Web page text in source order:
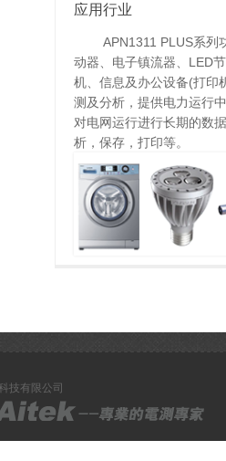
应用行业
APN1311 PLUS系列功
动器、电子镇流器、LED
机、信息及办公设备(打印
测及分析，提供电力运行
对电网运行进行长期的数
析，保存，打印等。
技有限公司